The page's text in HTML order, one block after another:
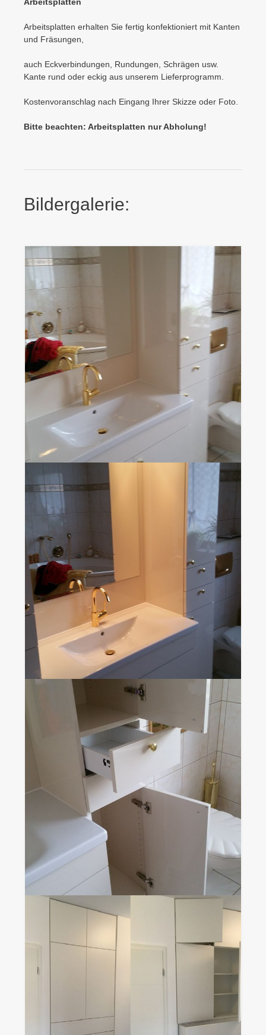
Arbeitsplatten erhalten Sie fertig konfektioniert mit Kanten
und Fräsungen,
auch Eckverbindungen, Rundungen, Schrägen usw.
Kante rund oder eckig aus unserem Lieferprogramm.
Kostenvoranschlag nach Eingang Ihrer Skizze oder Foto.
Bitte beachten: Arbeitsplatten nur Abholung!
Bildergalerie: